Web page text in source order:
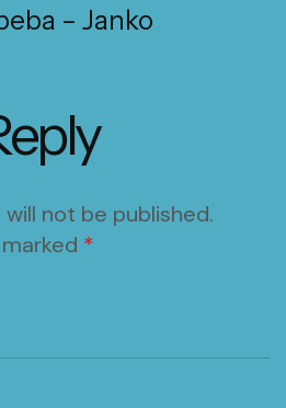
– Janko
not be published.
*